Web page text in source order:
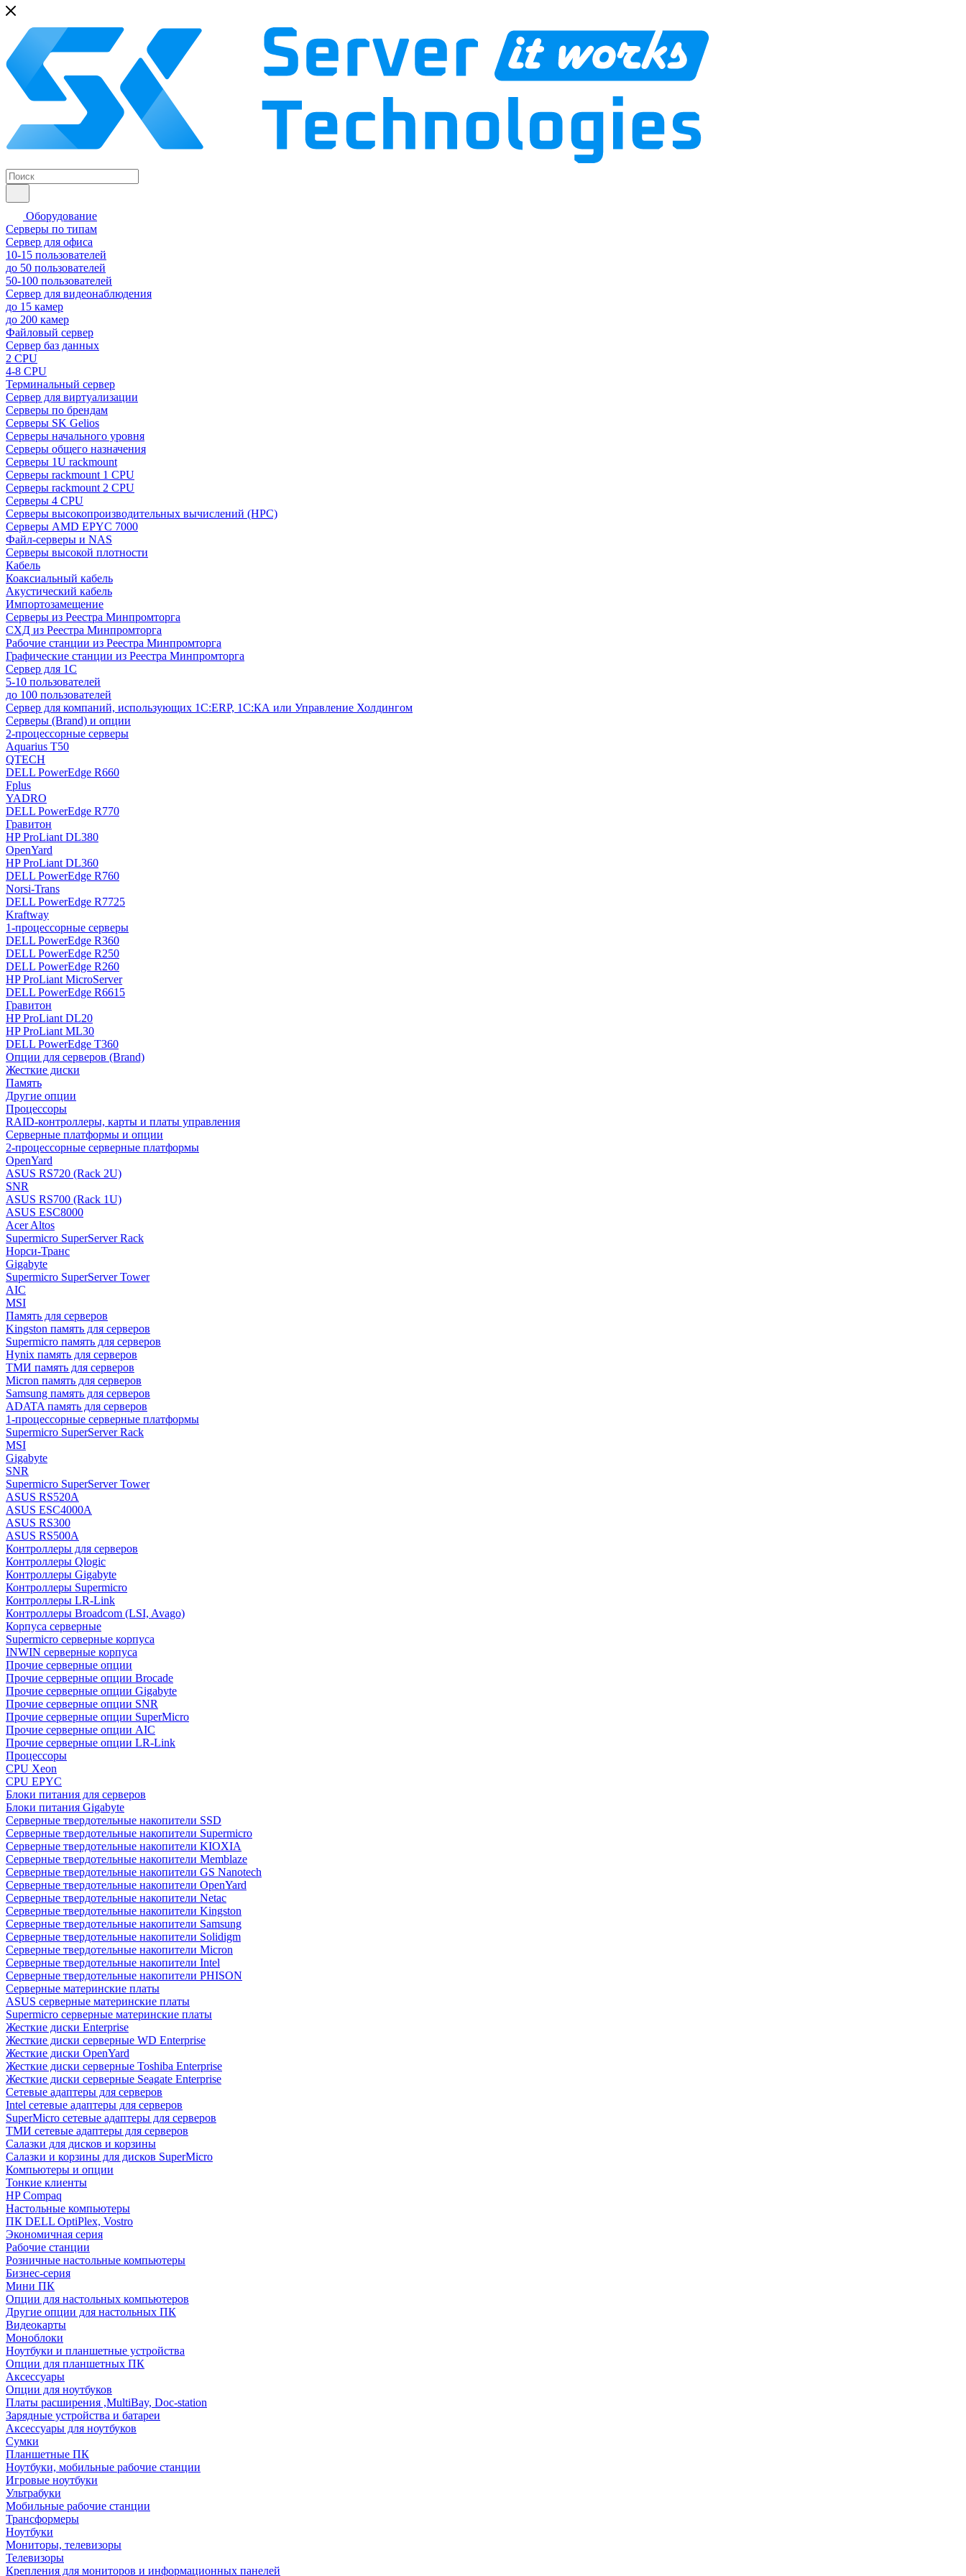
Оборудование
Серверы по типам
Сервер для офиса
10-15 пользователей
до 50 пользователей
50-100 пользователей
Сервер для видеонаблюдения
до 15 камер
до 200 камер
Файловый сервер
Сервер баз данных
2 CPU
4-8 CPU
Терминальный сервер
Сервер для виртуализации
Серверы по брендам
Серверы SK Gelios
Серверы начального уровня
Серверы общего назначения
Серверы 1U rackmount
Серверы rackmount 1 CPU
Серверы rackmount 2 CPU
Серверы 4 CPU
Серверы высокопроизводительных вычислений (HPC)
Серверы AMD EPYC 7000
Файл-серверы и NAS
Серверы высокой плотности
Кабель
Коаксиальный кабель
Акустический кабель
Импортозамещение
Серверы из Реестра Минпромторга
СХД из Реестра Минпромторга
Рабочие станции из Реестра Минпромторга
Графические станции из Реестра Минпромторга
Сервер для 1С
5-10 пользователей
до 100 пользователей
Сервер для компаний, использующих 1C:ERP, 1С:КА или Управление Холдингом
Серверы (Brand) и опции
2-процессорные серверы
Aquarius T50
QTECH
DELL PowerEdge R660
Fplus
YADRO
DELL PowerEdge R770
Гравитон
HP ProLiant DL380
OpenYard
HP ProLiant DL360
DELL PowerEdge R760
Norsi-Trans
DELL PowerEdge R7725
Kraftway
1-процессорные серверы
DELL PowerEdge R360
DELL PowerEdge R250
DELL PowerEdge R260
HP ProLiant MicroServer
DELL PowerEdge R6615
Гравитон
HP ProLiant DL20
HP ProLiant ML30
DELL PowerEdge T360
Опции для серверов (Brand)
Жесткие диски
Память
Другие опции
Процессоры
RAID-контроллеры, карты и платы управления
Серверные платформы и опции
2-процессорные серверные платформы
OpenYard
ASUS RS720 (Rack 2U)
SNR
ASUS RS700 (Rack 1U)
ASUS ESC8000
Acer Altos
Supermicro SuperServer Rack
Норси-Транс
Gigabyte
Supermicro SuperServer Tower
AIC
MSI
Память для серверов
Kingston память для серверов
Supermicro память для серверов
Hynix память для серверов
ТМИ память для серверов
Micron память для серверов
Samsung память для серверов
ADATA память для серверов
1-процессорные серверные платформы
Supermicro SuperServer Rack
MSI
Gigabyte
SNR
Supermicro SuperServer Tower
ASUS RS520A
ASUS ESC4000A
ASUS RS300
ASUS RS500A
Контроллеры для серверов
Контроллеры Qlogic
Контроллеры Gigabyte
Контроллеры Supermicro
Контроллеры LR-Link
Контроллеры Broadcom (LSI, Avago)
Корпуса серверные
Supermicro серверные корпуса
INWIN серверные корпуса
Прочие серверные опции
Прочие серверные опции Brocade
Прочие серверные опции Gigabyte
Прочие серверные опции SNR
Прочие серверные опции SuperMicro
Прочие серверные опции AIC
Прочие серверные опции LR-Link
Процессоры
CPU Xeon
CPU EPYC
Блоки питания для серверов
Блоки питания Gigabyte
Серверные твердотельные накопители SSD
Cерверные твердотельные накопители Supermicro
Cерверные твердотельные накопители KIOXIA
Cерверные твердотельные накопители Memblaze
Cерверные твердотельные накопители GS Nanotech
Серверные твердотельные накопители OpenYard
Серверные твердотельные накопители Netac
Cерверные твердотельные накопители Kingston
Cерверные твердотельные накопители Samsung
Cерверные твердотельные накопители Solidigm
Cерверные твердотельные накопители Micron
Cерверные твердотельные накопители Intel
Cерверные твердотельные накопители PHISON
Серверные материнские платы
ASUS серверные материнские платы
Supermicro серверные материнские платы
Жесткие диски Enterprise
Жесткие диски серверные WD Enterprise
Жесткие диски OpenYard
Жесткие диски серверные Toshiba Enterprise
Жесткие диски серверные Seagate Enterprise
Сетевые адаптеры для серверов
Intel сетевые адаптеры для серверов
SuperMicro сетевые адаптеры для серверов
ТМИ сетевые адаптеры для серверов
Салазки для дисков и корзины
Салазки и корзины для дисков SuperMicro
Компьютеры и опции
Тонкие клиенты
HP Compaq
Настольные компьютеры
ПК DELL OptiPlex, Vostro
Экономичная серия
Рабочие станции
Розничные настольные компьютеры
Бизнес-серия
Мини ПК
Опции для настольных компьютеров
Другие опции для настольных ПК
Видеокарты
Моноблоки
Ноутбуки и планшетные устройства
Опции для планшетных ПК
Аксессуары
Опции для ноутбуков
Платы расширения ,MultiBay, Doc-station
Зарядные устройства и батареи
Аксессуары для ноутбуков
Сумки
Планшетные ПК
Ноутбуки, мобильные рабочие станции
Игровые ноутбуки
Ультрабуки
Мобильные рабочие станции
Трансформеры
Ноутбуки
Мониторы, телевизоры
Телевизоры
Крепления для мониторов и информационных панелей